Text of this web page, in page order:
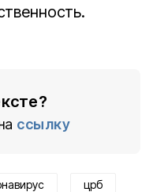
ссылку
црб